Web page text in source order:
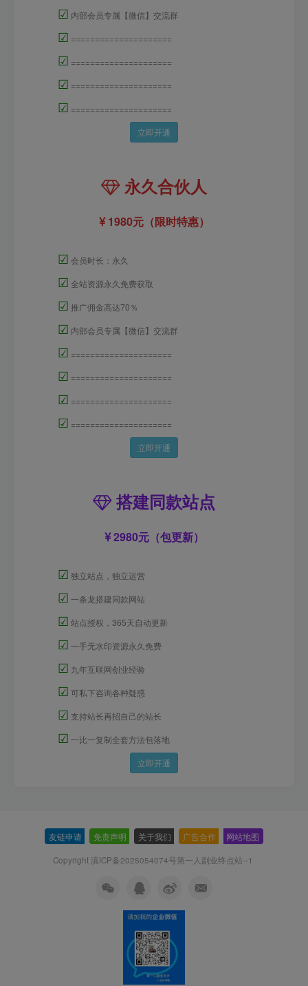
☑ 内部会员专属【微信】交流群
☑ =====================
☑ =====================
☑ =====================
☑ =====================
立即开通
永久合伙人
1980元（限时特惠）
☑ 会员时长：永久
☑ 全站资源永久免费获取
☑ 推广佣金高达70％
☑ 内部会员专属【微信】交流群
☑ =====================
☑ =====================
☑ =====================
☑ =====================
立即开通
搭建同款站点
2980元（包更新）
☑ 独立站点，独立运营
☑ 一条龙搭建同款网站
☑ 站点授权，365天自动更新
☑ 一手无水印资源永久免费
☑ 九年互联网创业经验
☑ 可私下咨询各种疑惑
☑ 支持站长再招自己的站长
☑ 一比一复制全套方法包落地
立即开通
友链申请 免责声明 关于我们 广告合作 网站地图
Copyright 滇ICP备2025054074号第一人副业终点站--1